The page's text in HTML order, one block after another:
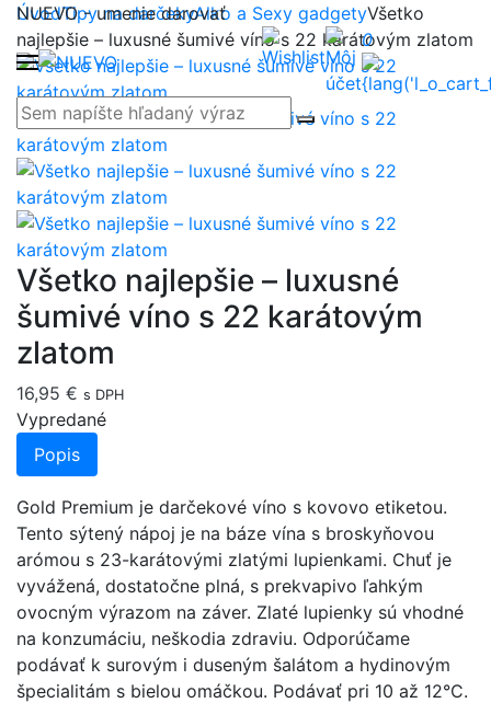
NUEVO - umenie darovať
0
ÚvodTipy na darčekyAlko a Sexy gadgetyVšetko
najlepšie – luxusné šumivé víno s 22 karátovým zlatom
Všetko najlepšie – luxusné
šumivé víno s 22 karátovým
zlatom
16,95 € s DPH
Vypredané
Popis
Gold Premium je darčekové víno s kovovo etiketou.
Tento sýtený nápoj je na báze vína s broskyňovou
arómou s 23-karátovými zlatými lupienkami. Chuť je
vyvážená, dostatočne plná, s prekvapivo ľahkým
ovocným výrazom na záver. Zlaté lupienky sú vhodné
na konzumáciu, neškodia zdraviu. Odporúčame
podávať k surovým i duseným šalátom a hydinovým
špecialitám s bielou omáčkou. Podávať pri 10 až 12°C.